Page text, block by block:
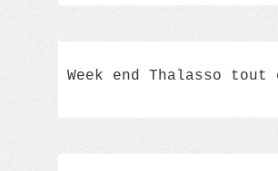
Week end Thalasso tout